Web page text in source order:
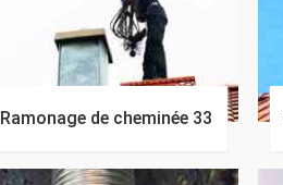
Ramonage de cheminée 33